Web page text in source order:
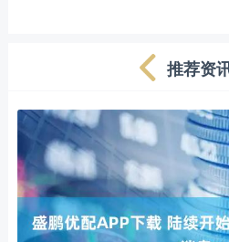
推荐资